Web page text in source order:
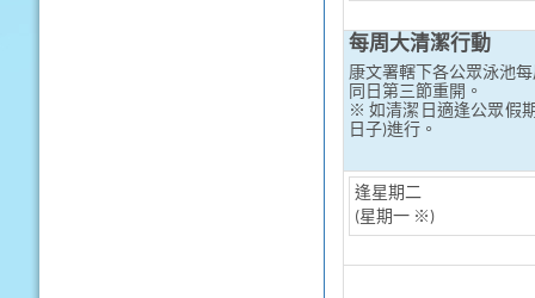
每周大清潔行動
康文署轄下各公眾泳池
同日第三節重開。
※ 如清潔日適逢公眾假
日子)進行。
逢星期二
(星期一 ※)